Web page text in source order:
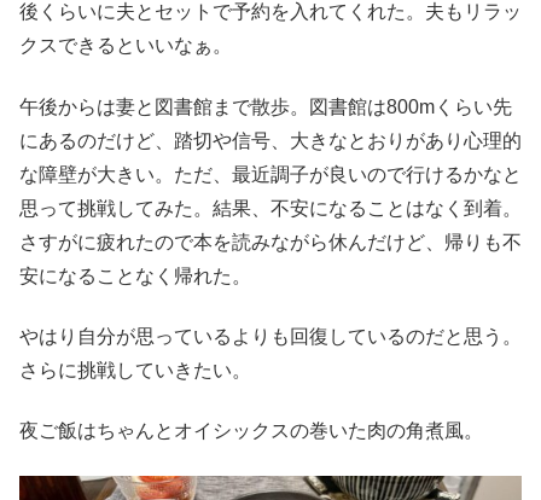
後くらいに夫とセットで予約を入れてくれた。夫もリラッ
クスできるといいなぁ。
午後からは妻と図書館まで散歩。図書館は800mくらい先
にあるのだけど、踏切や信号、大きなとおりがあり心理的
な障壁が大きい。ただ、最近調子が良いので行けるかなと
思って挑戦してみた。結果、不安になることはなく到着。
さすがに疲れたので本を読みながら休んだけど、帰りも不
安になることなく帰れた。
やはり自分が思っているよりも回復しているのだと思う。
さらに挑戦していきたい。
夜ご飯はちゃんとオイシックスの巻いた肉の角煮風。